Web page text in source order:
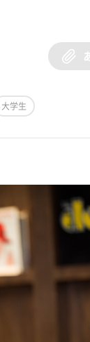
大学生